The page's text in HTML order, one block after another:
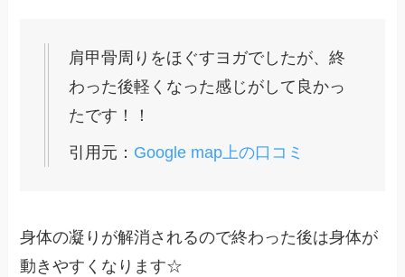
肩甲骨周りをほぐすヨガでしたが、終
わった後軽くなった感じがして良かっ
たです！！
引用元： Google map上の口コミ
身体の凝りが解消されるので終わった後は身体が
動きやすくなります☆